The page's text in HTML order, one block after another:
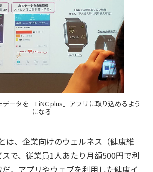
ータを「FiNC plus」アプリに取り込めるよう
になる
は、企業向けのウェルネス（健康維
で、従業員1人あたり月額500円で利
。アプリやウェブを利用した​健康イ